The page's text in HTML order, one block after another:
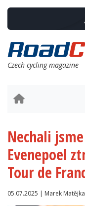
Czech cycling magazine
Nechali
Evenepoel
Tour de
05.07.2025 | Marek